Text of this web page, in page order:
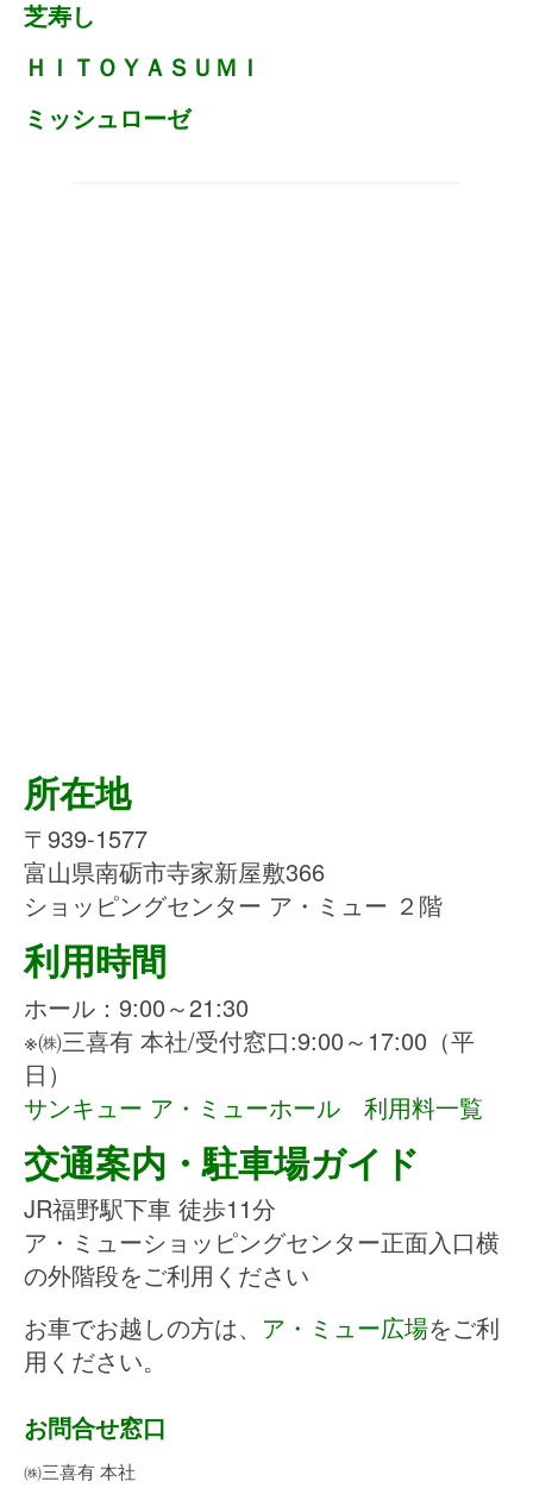
芝寿し
ＨＩＴＯＹＡＳＵＭＩ
ミッシュローゼ
所在地
〒939-1577
富山県南砺市寺家新屋敷366
ショッピングセンター ア・ミュー ２階
利用時間
ホール：9:00～21:30
※㈱三喜有 本社/受付窓口:9:00～17:00（平
日）
サンキュー ア・ミューホール 利用料一覧
交通案内・駐車場ガイド
JR福野駅下車 徒歩11分
ア・ミューショッピングセンター正面入口横
の外階段をご利用ください
お車でお越しの方は、 ア・ミュー広場をご利
用ください。
お問合せ窓口
㈱三喜有 本社